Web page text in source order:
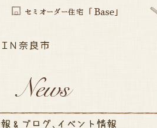
提案型住宅
セミオーダー住宅Base
Ｎ奈良市